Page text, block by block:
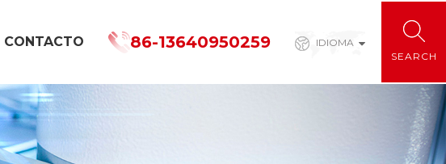
IDIOMA
86-13640950259
CONTACTO